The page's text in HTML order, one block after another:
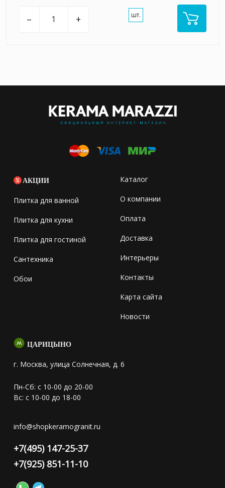
– + шт.
АКЦИИ
Плитка для ванной
Плитка для кухни
Плитка для гостиной
Сантехника
Обои
Каталог
О компании
Оплата
Доставка
Интерьеры
Контакты
Карта сайта
Новости
ЦАРИЦЫНО
г. Москва, улица Солнечная, д. 6
Пн-Сб: с 10-00 до 20-00
Вс: с 10-00 до 18-00
info@shopkeramogranit.ru
+7(495) 147-25-37
+7(925) 851-11-10